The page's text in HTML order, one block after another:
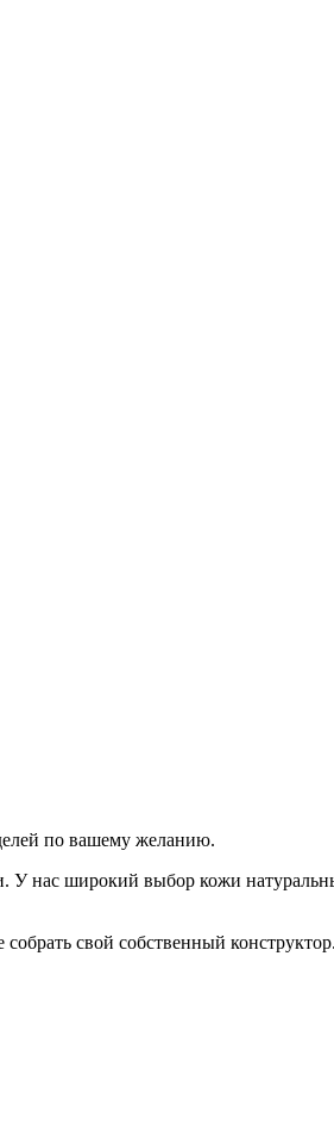
по вашему желанию.
нас широкий выбор кожи
свой собственный конструктор.